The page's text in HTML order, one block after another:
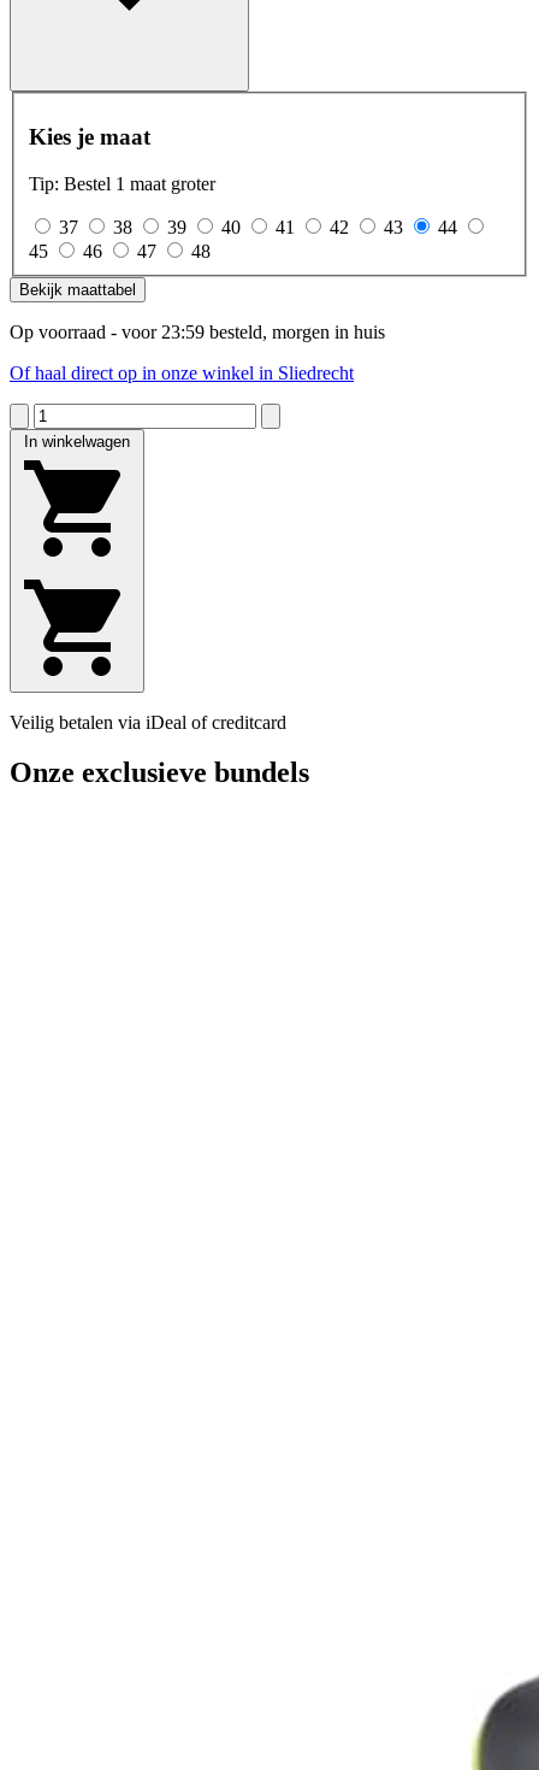
Kies je maat
Tip: Bestel 1 maat groter
37 38 39 40 41 42 43
44
45
46 47 48
Bekijk maattabel
Op voorraad - voor 23:59 besteld, morgen in huis
Of haal direct op in onze winkel in Sliedrecht
In winkelwagen
Veilig betalen via iDeal of creditcard
Onze exclusieve bundels